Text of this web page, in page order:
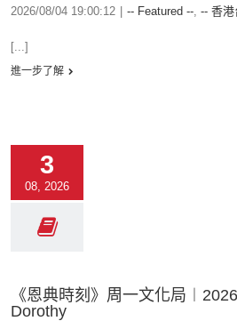
2026/08/04 19:00:12 -- Featured --, -- 香港
[...]
進一步了解
3
08, 2026
《恩典時刻》周一文化局
Dorothy